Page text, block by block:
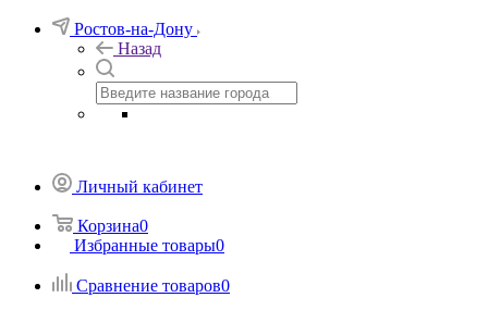
Ростов-на-Дону
Назад
Личный кабинет
Корзина0
Избранные товары0
Сравнение товаров0